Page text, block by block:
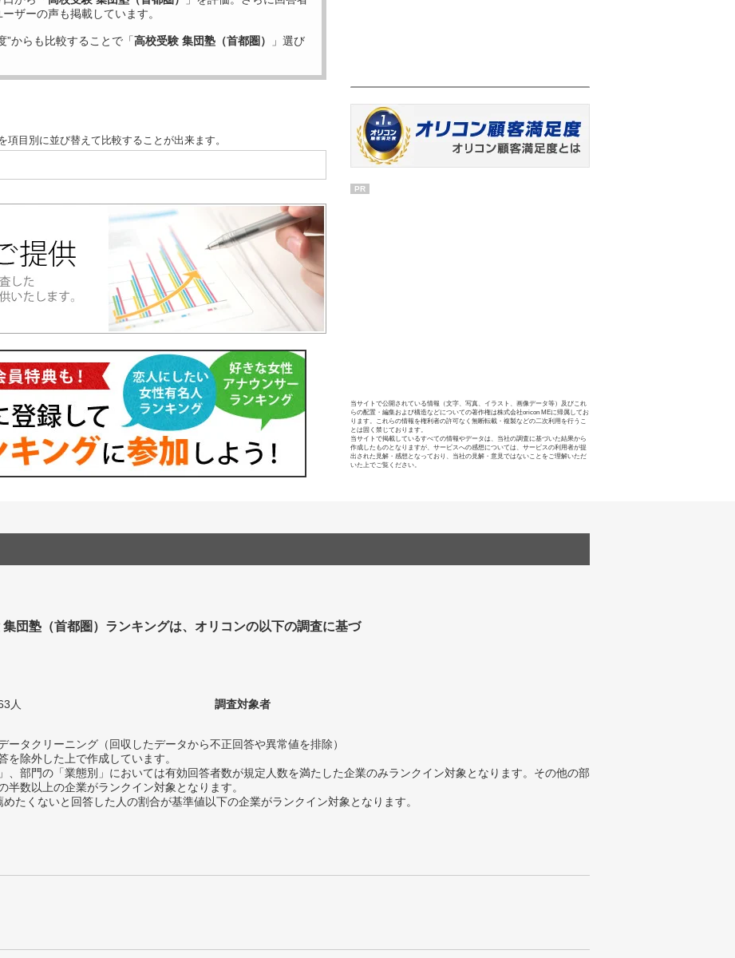
ザーの声も掲載しています。
”からも比較することで「高校受験 集団塾（首都圏）
」選び
目別に並び替えて比較することが出来ます。
PR
当サイトで公開されている情報（文字、写真、イラスト、画像データ等）及びこれ
らの配置・編集および構造などについての著作権は株式会社oricon MEに帰属してお
ります。これらの情報を権利者の許可なく無断転載・複製などの二次利用を行うこ
とは固く禁じております。
当サイトで掲載しているすべての情報やデータは、当社の調査に基づいた結果から
作成したものとなりますが、サービスへの感想については、サービスの利用者が提
出された見解・感想となっており、当社の見解・意見ではないことをご理解いただ
いた上でご覧ください。
集団塾（首都圏）ランキングは、オリコンの以下の調査に基づ
人
調査対象者
タクリーニング（回収したデータから不正回答や異常値を排除）
除外した上で作成しています。
部門の「業態別」においては有効回答者数が規定人数を満たした企業のみランクイン対象となります。その他の部
半数以上の企業がランクイン対象となります。
たくないと回答した人の割合が基準値以下の企業がランクイン対象となります。